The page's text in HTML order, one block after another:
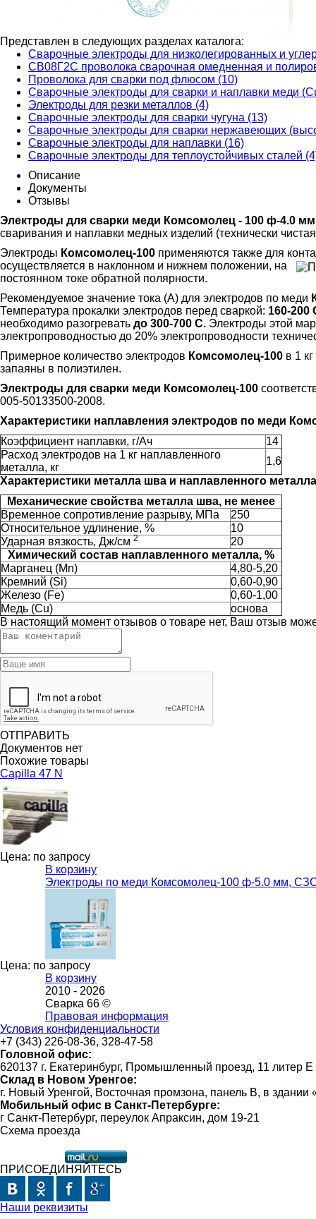
Представлен в следующих разделах каталога:
Сварочные электроды для низколегированных и
СВ08Г2С проволока сварочная омедненная и
Проволока для сварки под флюсом (10)
Сварочные электроды для сварки и наплавки меди
Электроды для резки металлов (4)
Сварочные электроды для сварки чугуна (13)
Сварочные электроды для сварки нержавеющих
Сварочные электроды для наплавки (16)
Сварочные электроды для теплоустойчивых сталей
Описание
Документы
Отзывы
Электроды для сварки меди Комсомолец - 100 ф-4.0
сваривания и наплавки медных изделий (технически
Электроды Комсомолец-100 применяются также для
осуществляется в наклонном и нижнем положении, на
постоянном токе обратной полярности.
Рекомендуемое значение тока (А) для электродов по меди
Температура прокалки электродов перед сваркой: 160-200
необходимо разогревать до 300-700 С. Электроды этой
электропроводностью до 20% электропроводности
Примерное количество электродов Комсомолец-100 в 1
запаяны в полиэтилен.
Электроды для сварки меди Комсомолец-100
005-50133500-2008.
Характеристики наплавления электродов по меди
Коэффициент наплавки, г/Ач
14
Расход электродов на 1 кг наплавленного
металла, кг
1,6
Характеристики металла шва и наплавленного металла
Механические свойства металла шва, не менее
Временное сопротивление разрыву, МПа
250
Относительное удлинение, %
10
Ударная вязкость, Дж/см 2
20
Химический состав наплавленного металла, %
Марганец (Mn)
4,80-5,20
Кремний (Si)
0,60-0,90
Железо (Fe)
0,60-1,00
Медь (Cu)
основа
В настоящий момент отзывов о товаре нет, Ваш отзыв
ОТПРАВИТЬ
Документов нет
Похожие товары
Capilla 47 N
Цена: по запросу
В корзину
Электроды по меди Комсомолец-100 ф-5.0 мм,
Цена: по запросу
В корзину
2010 - 2026
Сварка 66 ©
Правовая информация
Условия конфиденциальности
+7 (343) 226-08-36, 328-47-58
Головной офис:
620137 г. Екатеринбург, Промышленный проезд, 11 литер Е
Склад в Новом Уренгое:
г. Новый Уренгой, Восточная промзона, панель В, в
Мобильный офис в Санкт-Петербурге:
г Санкт-Петербург, переулок Апраксин, дом 19-21
Схема проезда
ПРИСОЕДИНЯЙТЕСЬ
Наши реквизиты